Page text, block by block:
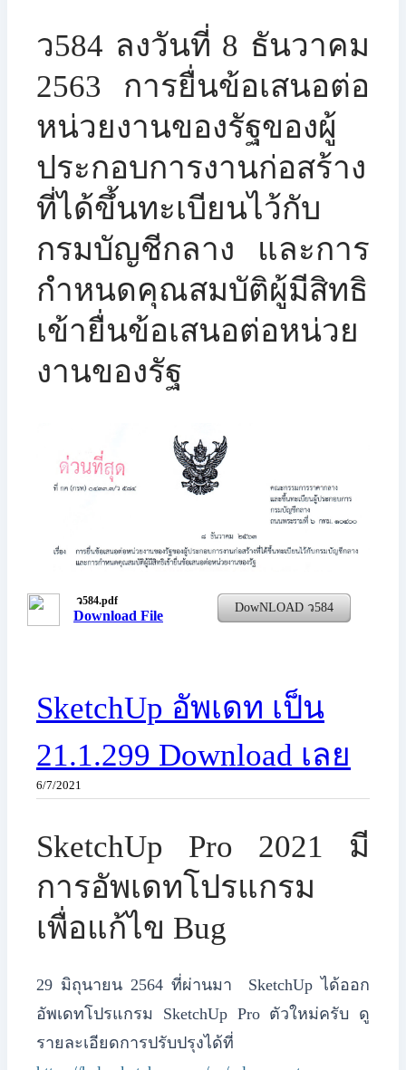
ว584 ลงวันที่ 8 ธันวาคม
2563 การยื่นข้อเสนอต่อ
หน่วยงานของรัฐของผู้
ประกอบการงานก่อสร้าง
ที่ได้ขึ้นทะเบียนไว้กับ
กรมบัญชีกลาง และการ
กำหนดคุณสมบัติผู้มีสิทธิ
เข้ายื่นข้อเสนอต่อหน่วย
งานของรัฐ
ว584.pdf
Download File
DowNLOAD ว584
SketchUp อัพเดท เป็น
21.1.299 Download เลย
6/7/2021
SketchUp Pro 2021 มี
การอัพเดทโปรแกรม
เพื่อแก้ไข Bug
29 มิถุนายน 2564 ที่ผ่านมา SketchUp ได้ออก
อัพเดทโปรแกรม SketchUp Pro ตัวใหม่ครับ ดู
รายละเอียดการปรับปรุงได้ที่ ​​